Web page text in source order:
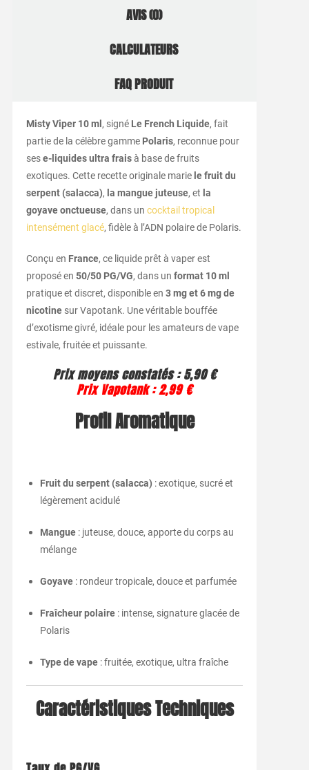
AVIS (0)
CALCULATEURS
FAQ PRODUIT
Misty Viper 10 ml , signé Le French Liquide, fait
partie de la célèbre gamme Polaris, reconnue pour
sese-liquides ultra fraisà base de fruits
exotiques. Cette recette originale marie le fruit du
serpent (salacca), la mangue juteuse, et la
goyave onctueuse, dans un cocktail tropical
intensément glacé, fidèle à l’ADN polaire de Polaris.
Conçu en France, ce liquide prêt à vaper est
proposé en 50/50 PG/VG, dans un format 10 ml
pratique et discret, disponible en 3 mg et 6 mg de
nicotinesur Vapotank. Une véritable bouffée
d’exotisme givré, idéale pour les amateurs de vape
estivale, fruitée et puissante.
Prix moyens constatés : 5,90 €
Prix Vapotank : 2,99 €
Profil Aromatique
Fruit du serpent (salacca) : exotique, sucré et
légèrement acidulé
Mangue: juteuse, douce, apporte du corps au
mélange
Goyave: rondeur tropicale, douce et parfumée
Fraîcheur polaire: intense, signature glacée de
Polaris
Type de vape: fruitée, exotique, ultra fraîche
Caractéristiques Techniques